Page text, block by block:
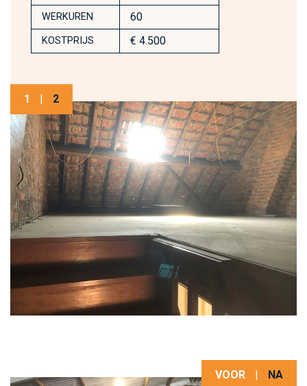
WERKUREN 60
KOSTPRIJS € 4.500
1 | 2
VOOR NA